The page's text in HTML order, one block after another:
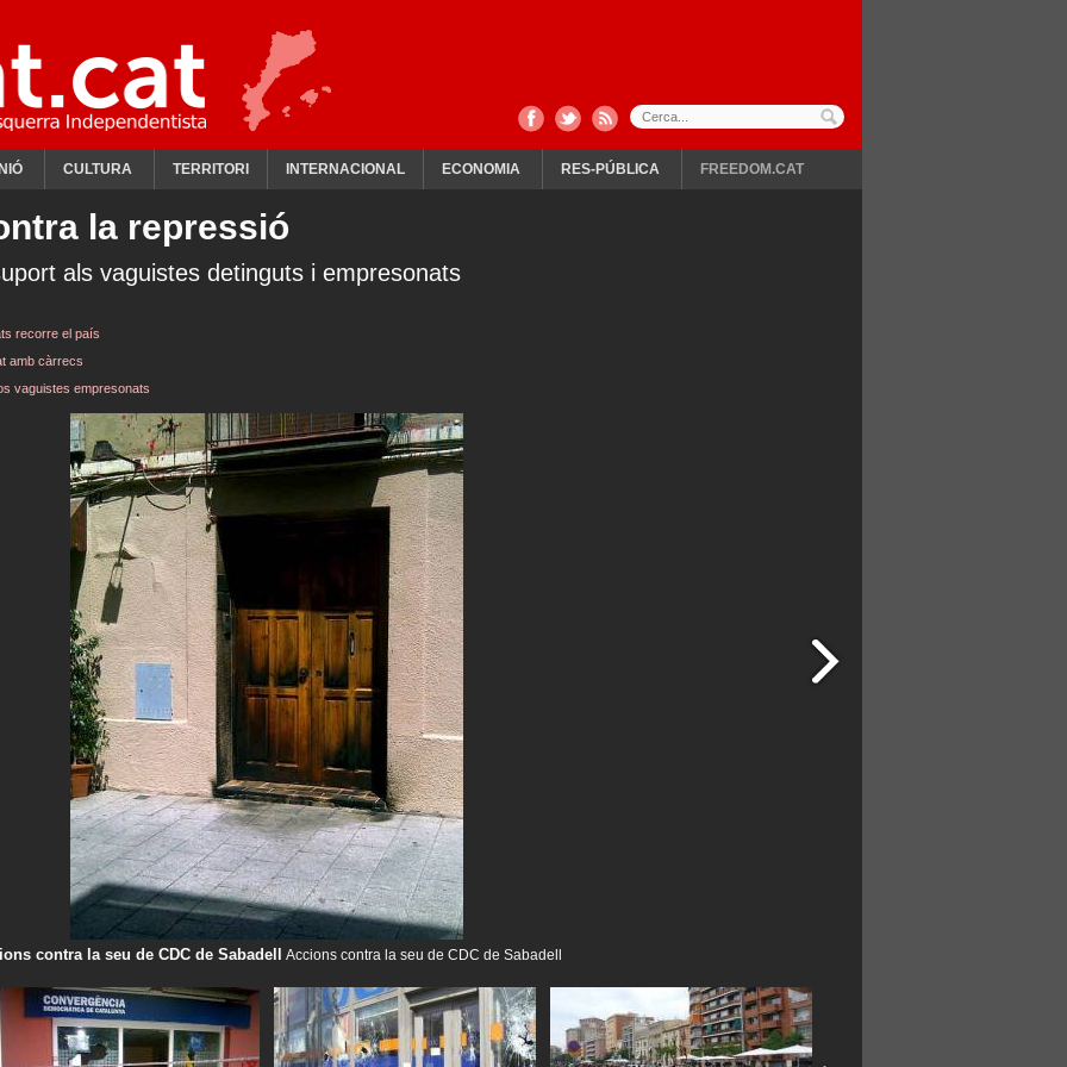
CULTURA TERRITORI INTERNACIONAL ECONOMIA RES-PÚBLICA FREEDOM.CAT
la repressió
als vaguistes detinguts i empresonats
recorre el país
amb càrrecs
vaguistes empresonats
contra la seu de CDC de Sabadell Accions contra la seu de CDC de Sabadell